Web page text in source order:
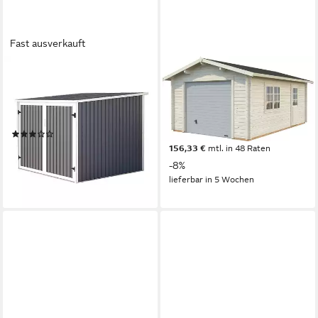
Fast ausverkauft
Fahrradbox, Bikebox, stabil,
14,40 €
PALMAKO
Garage Roger, BxTxH:
426x598x276 cm, mit
Sektionaltor, naturbelassen
5.384,76 € UVP5.850,00 €
156,33 € mtl. in 48 Raten
-8%
lieferbar in 5 Wochen